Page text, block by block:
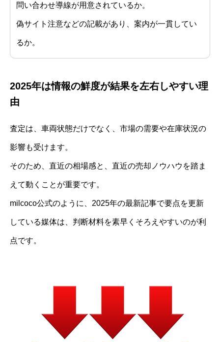
問い合わせ導線が用意されているか。
偽サイト注意などの記載があり、案内が一貫してい
るか。
2025年は情報の鮮度が結果を左右しやすい理
由
査定は、車両状態だけでなく、市場の需要や在庫状況の
影響も受けます。
そのため、直近の相場感と、直近の売却ノウハウを踏ま
えて動くことが重要です。
milcoco公式のように、2025年の最新記事で要点を更新
している媒体は、判断材料を素早くそろえやすいのが利
点です。